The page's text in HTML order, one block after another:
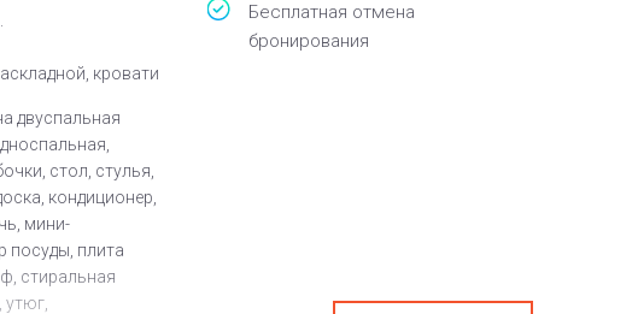
кровати
двуспальная
стол, стулья,
кондиционер,
мини-
посуды, плита
стиральная
Бесплатная отмена
бронирования